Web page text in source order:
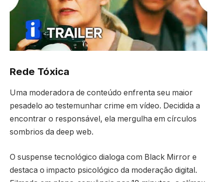
Rede Tóxica
Uma moderadora de conteúdo enfrenta seu maior
pesadelo ao testemunhar crime em vídeo. Decidida a
encontrar o responsável, ela mergulha em círculos
sombrios da deep web.
O suspense tecnológico dialoga com Black Mirror e
destaca o impacto psicológico da moderação digital.